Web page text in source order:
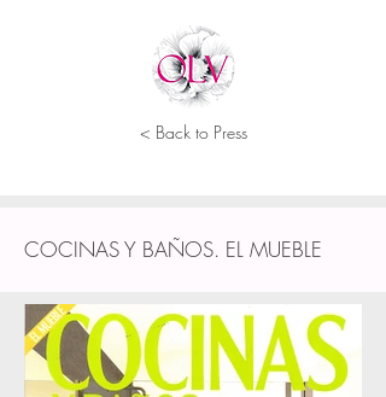
< Back to Press
COCINAS Y BAÑOS. EL MUEBLE